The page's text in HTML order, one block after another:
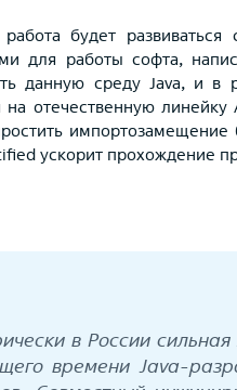
работа будет
для работы софта,
данную среду Java, и в
отечественную линейку
ускорит прохождение
в России
времени Java-